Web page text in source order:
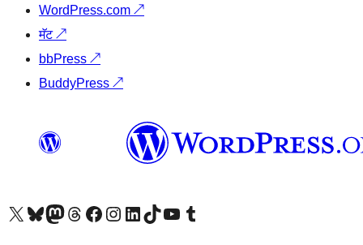
WordPress.com ↗
मॅट↗
bbPress ↗
BuddyPress ↗
आमच्या X (एक्स) (पूर्वीचे ट्विटर) खात्याला भेट द्या आमच्या ब्लूस्की खात्याला भेट द्या.आमच्या Mastodon खात्याला भेट द्या.आमच्या थ्रेड्स खात्याला भेट द्या. आमच्या फेसबुक पेजला भेट द्या आमच्या इंस्टाग्राम खात्याला भेट द्या आमच्या लिंक्डइन खात्याला भेट द्या आमच्या टिकटॉक अकाउंटला भेट द्या.आमच्या यूट्यूब चॅनेलला भेट द्या आमच्या टंबलर खात्याला भेट द्या.